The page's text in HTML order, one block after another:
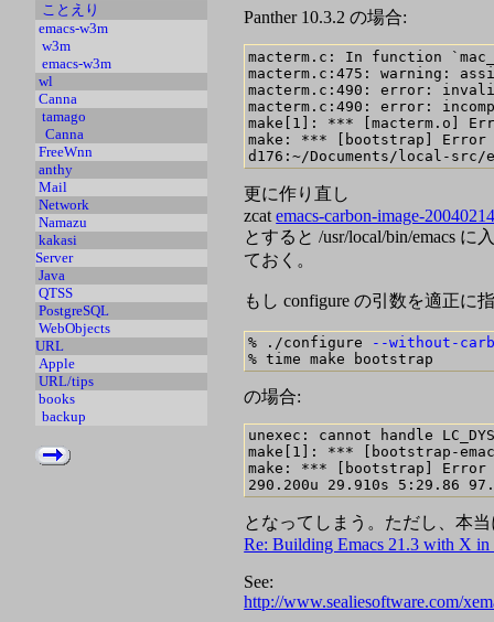
ことえり
emacs-w3m
w3m
emacs-w3m
wl
Canna
tamago
Canna
FreeWnn
anthy
Mail
Network
Namazu
kakasi
Server
Java
QTSS
PostgreSQL
WebObjects
URL
Apple
URL/tips
books
backup
Panther 10.3.2 の場合:
macterm.c: In function
macterm.c:475: warning:
macterm.c:490: error:
macterm.c:490: error:
make[1]: *** [macterm.o]
make: *** [bootstrap] Error
更に作り直し
zcatemacs-carbon-image-
とすると /usr/local/bin/emacs
ておく。
もし configure の引数を適正に
% ./configure
--without-
の場合:
unexec: cannot handle
make[1]: *** [bootstrap-
make: *** [bootstrap] Error
となってしまう。ただし、本
Re: Building Emacs 21.3 with X
See:
http://www.sealiesoftware.com/